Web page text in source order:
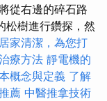
從右邊的碎石路
松樹進行鑽探，然
家清潔，為您打
療方法 靜電機的
概念與定義 了解
薦 中醫推拿技術